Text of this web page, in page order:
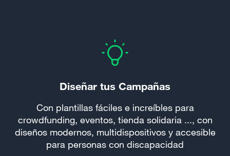
Diseñar tus Campañas
Con plantillas fáciles e increíbles para
crowdfunding, eventos, tienda solidaria ..., con
diseños modernos, multidispositivos y accesible
para personas con discapacidad